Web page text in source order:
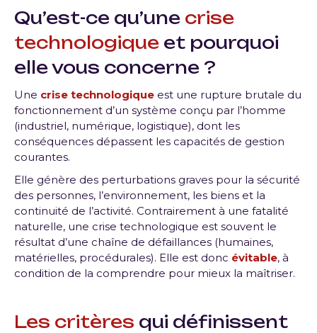
Qu’est-ce qu’une crise
technologique et pourquoi
elle vous concerne ?
Une crise technologique est une rupture brutale du
fonctionnement d’un système conçu par l’homme
(industriel, numérique, logistique), dont les
conséquences dépassent les capacités de gestion
courantes.
Elle génère des perturbations graves pour la sécurité
des personnes, l’environnement, les biens et la
continuité de l’activité. Contrairement à une fatalité
naturelle, une crise technologique est souvent le
résultat d’une chaîne de défaillances (humaines,
matérielles, procédurales). Elle est donc évitable, à
condition de la comprendre pour mieux la maîtriser.
Les critères qui définissent